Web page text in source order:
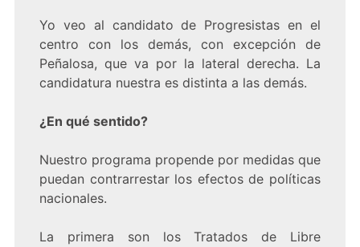
Yo veo al candidato de Progresistas en el
centro con los demás, con excepción de
Peñalosa, que va por la lateral derecha. La
candidatura nuestra es distinta a las demás.
¿En qué sentido?
Nuestro programa propende por medidas que
puedan contrarrestar los efectos de políticas
nacionales.
La primera son los Tratados de Libre